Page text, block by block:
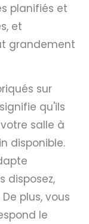
planifiés et
et
grandement
sur
qu'ils
salle à
disponible.
disposez,
plus, vous
le